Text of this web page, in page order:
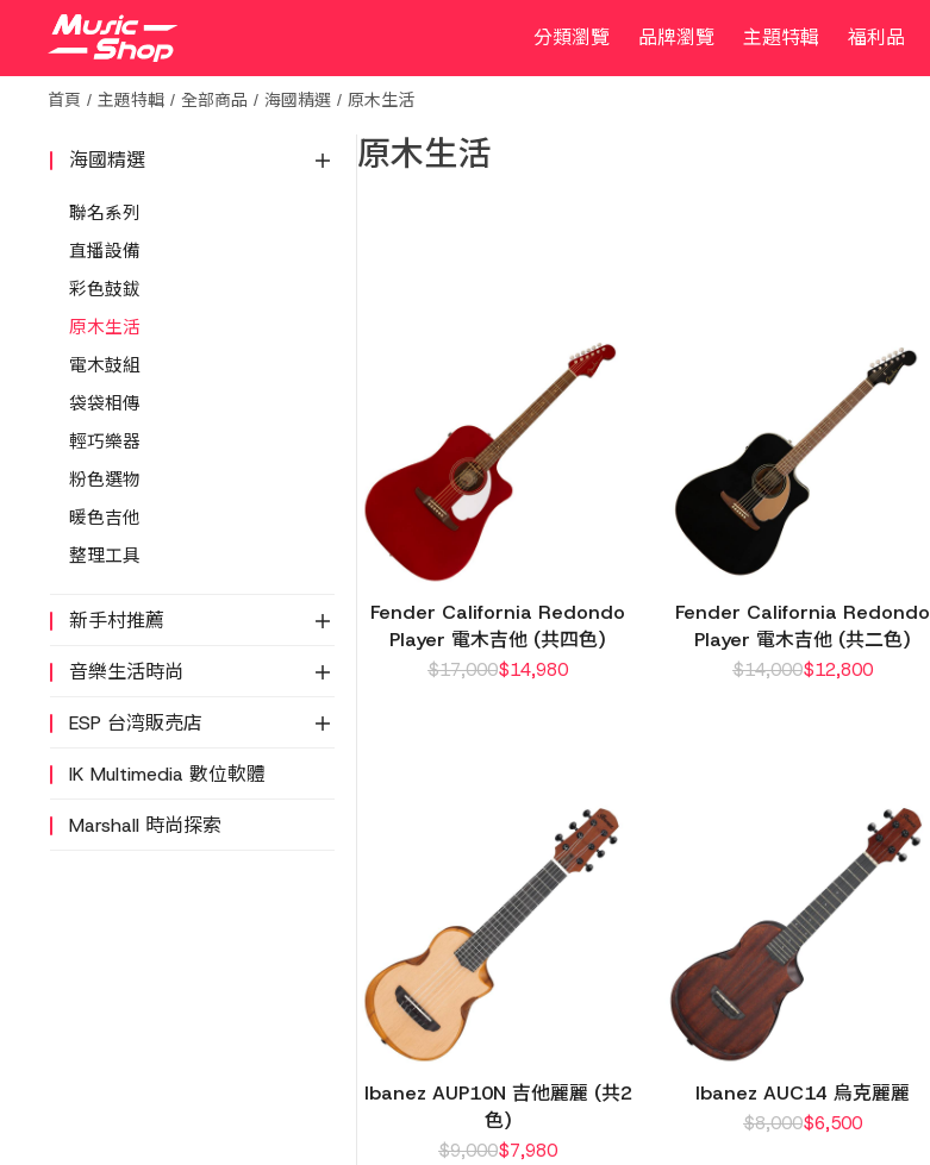
分類瀏覽 品牌瀏覽 主題特輯 福利品
首頁 主題特輯 全部商品 海國精選 原木生活
海國精選
聯名系列
直播設備
彩色鼓鈸
原木生活
電木鼓組
袋袋相傳
輕巧樂器
粉色選物
暖色吉他
整理工具
新手村推薦
音樂生活時尚
ESP 台湾販売店
IK Multimedia 數位軟體
Marshall 時尚探索
原木生活
Fender California Redondo
Player 電木吉他 (共四色)
$17,000$14,980
Fender California Redondo
Player 電木吉他 (共二色)
$14,000$12,800
Ibanez AUP10N 吉他麗麗 (共2
色)
$9,000$7,980
Ibanez AUC14 烏克麗麗
$8,000$6,500